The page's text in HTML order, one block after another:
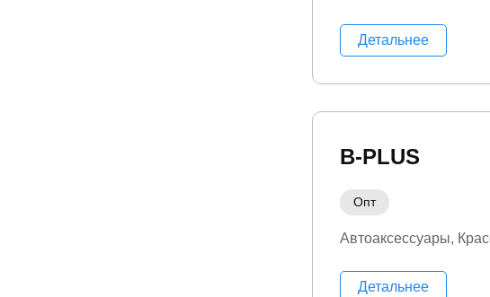
Детальнее
B-PLUS
Опт
Автоаксессуары
Детальнее